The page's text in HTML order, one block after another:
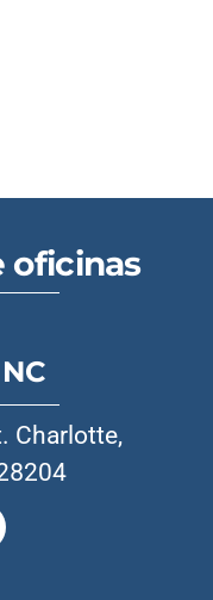
oficinas
Charlotte,